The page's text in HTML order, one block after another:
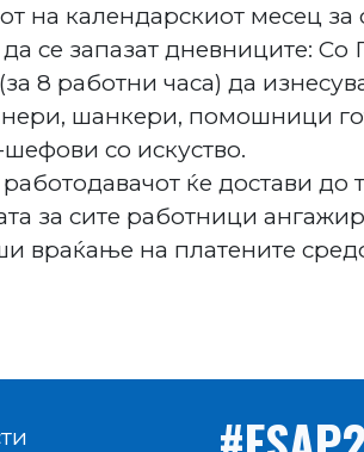
на календарскиот месец за
се запазат дневниците: Со
8 работни часа) да
шанкери, помошници
со искуство.
ќе достави до
за сите работници
враќање на платените